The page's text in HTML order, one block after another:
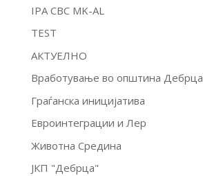
IPA CBC MK-AL
TEST
АКТУЕЛНО
Вработување во општина Дебрца
Граѓанска иницијатива
Евроинтеграции и Лер
Животна Средина
ЈКП "Дебрца"